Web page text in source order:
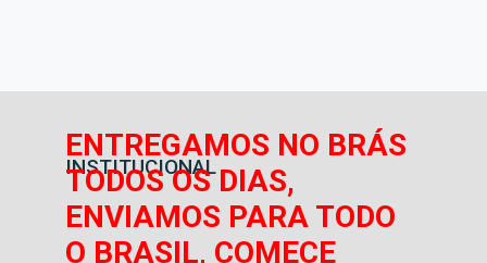
INSTITUCIONAL
ENTREGAMOS NO BRÁS
TODOS OS DIAS,
ENVIAMOS PARA TODO
O BRASIL, COMECE